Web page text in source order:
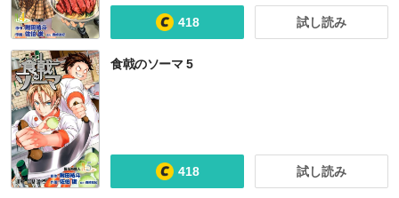
418 試し読み
食戟のソーマ 5
418 試し読み